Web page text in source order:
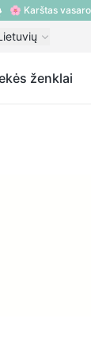
🌸 Karštas
ženklai